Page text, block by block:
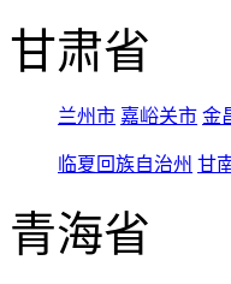
甘肃省
兰州市 嘉峪关市 金
临夏回族自治州 甘
青海省